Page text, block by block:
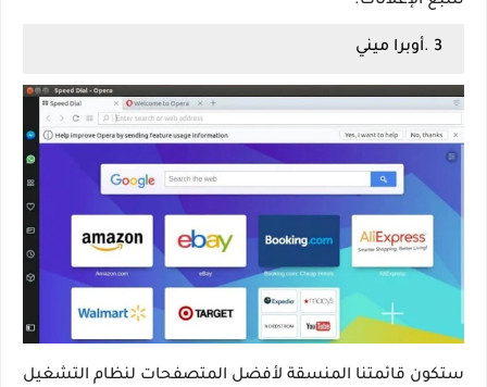
3 .أوبرا ميني
ستكون قائمتنا المنسقة لأفضل المتصفحات لنظام التشغيل